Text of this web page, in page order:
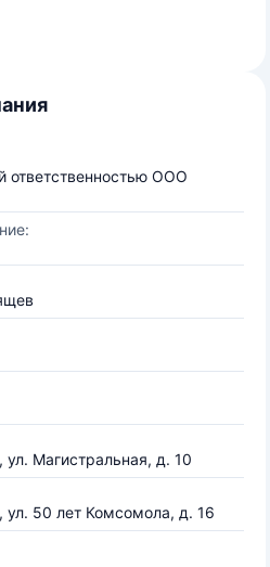
ответственностью ООО
ул. Магистральная, д. 10
ул. 50 лет Комсомола, д. 16